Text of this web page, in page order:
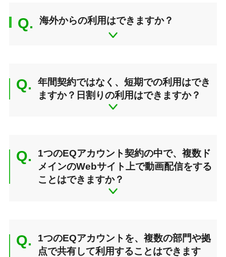
Q. 海外からの利用はできますか？
Q.
年間契約ではなく、短期での利用はでき
ますか？日割りの利用はできますか？
Q.
1つのEQアカウント契約の中で、複数ド
メインのWebサイト上で動画配信をする
ことはできますか？
Q.
1つのEQアカウントを、複数の部門や拠
点で共有して利用することはできます